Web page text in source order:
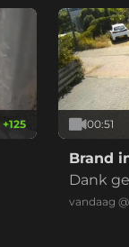
+125 00:51
Brand
Dank
niet nu
vandaag